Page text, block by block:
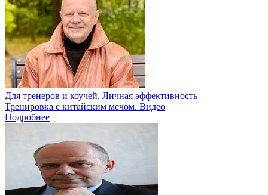
Для тренеров и коучей, Личная эффективность
Тренировка с китайским мечом. Видео
Подробнее